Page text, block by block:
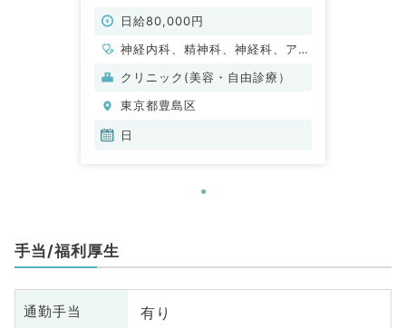
常勤）日給80,000円
神経内科、精神科、神経科、アレ
ルギー科、リウマチ科、小児科、
脳神経外科、呼吸器外科、心臓血
管外科、小児外科、皮膚科、泌尿
放射線科、リハビリテーション
科系全般、一般外科、消化器外
クリニック(美容・自由診療）
東京都豊島区
日
手当/福利厚生
通勤手当 有り